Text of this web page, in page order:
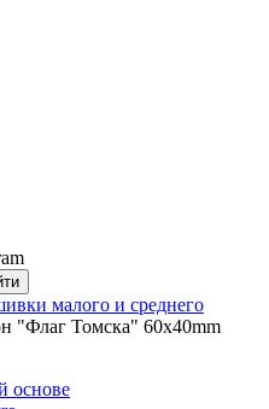
малого и среднего
"Флаг Томска" 60x40mm
основе